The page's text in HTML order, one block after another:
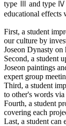
type Ⅲ and type Ⅳ
educational effects
First, a student
our culture by
Joseon Dynasty on
Second, a student
Joseon paintings
expert group
Third, a student
to other's words
Fourth, a student
covering each
Last, a student can